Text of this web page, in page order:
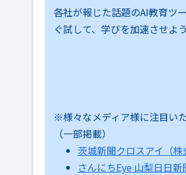
各社が報じた話題のAI教育ツ
ぐ試して、学びを加速させよう
※様々なメディア様に注目い
（一部掲載）
茨城新聞クロスアイ（株
さんにちEye 山梨日日